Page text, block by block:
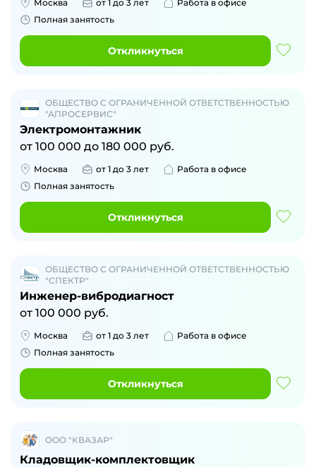
Москва от 1 до 3 лет
Работа в офисе
Полная занятость
Откликнуться
ОБЩЕСТВО С ОГРАНИЧЕННОЙ ОТВЕТСТВЕННОСТЬЮ
"АПРОСЕРВИС"
Электромонтажник
от 100 000 до 180 000 руб.
Москва от 1 до 3 лет
Работа в офисе
Полная занятость
Откликнуться
ОБЩЕСТВО С ОГРАНИЧЕННОЙ ОТВЕТСТВЕННОСТЬЮ
"СПЕКТР"
Инженер-вибродиагност
от 100 000 руб.
Москва от 1 до 3 лет
Работа в офисе
Полная занятость
Откликнуться
ООО "КВАЗАР"
Кладовщик-комплектовщик